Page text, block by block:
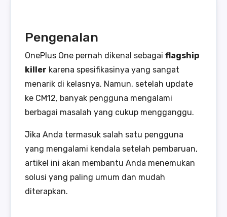
Pengenalan
OnePlus One pernah dikenal sebagai flagship
killer karena spesifikasinya yang sangat
menarik di kelasnya. Namun, setelah update
ke CM12, banyak pengguna mengalami
berbagai masalah yang cukup mengganggu.
Jika Anda termasuk salah satu pengguna
yang mengalami kendala setelah pembaruan,
artikel ini akan membantu Anda menemukan
solusi yang paling umum dan mudah
diterapkan.